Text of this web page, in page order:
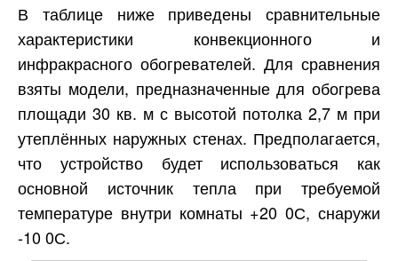
В таблице ниже приведены сравнительные
характеристики конвекционного и
инфракрасного обогревателей. Для сравнения
взяты модели, предназначенные для обогрева
площади 30 кв. м с высотой потолка 2,7 м при
утеплённых наружных стенах. Предполагается,
что устройство будет использоваться как
основной источник тепла при требуемой
температуре внутри комнаты +20 0С, снаружи
-10 0С.